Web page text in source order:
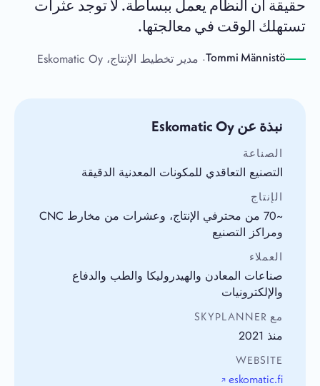
حقيقة أن النظام يعمل ببساطة. لا توجد عثرات
تستهلك الوقت في معالجتها.
Tommi Männistö· مدير تخطيط الإنتاج، Eskomatic Oy
نبذة عن Eskomatic Oy
الصناعة
التصنيع التعاقدي للمكونات المعدنية الدقيقة
الإنتاج
~70 من محترفي الإنتاج، وعشرات من مخارط CNC
ومراكز التصنيع
العملاء
صناعات المعادن والهيدروليكا والطب والدفاع
والإلكترونيات
مع SKYPLANNER
منذ 2021
WEBSITE
eskomatic.fi
↗